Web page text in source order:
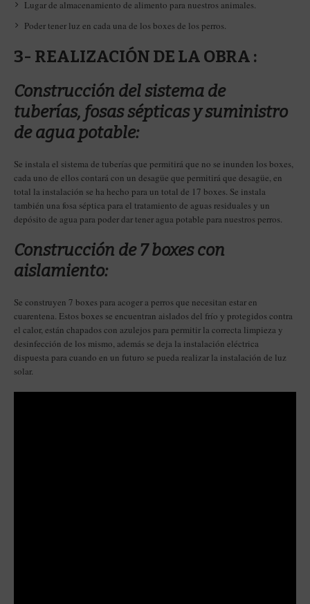
Lugar de almacenamiento de alimento para nuestros animales.
Poder tener luz en cada una de los boxes de los perros.
3- REALIZACIÓN DE LA OBRA :
Construcción del sistema de
tuberías, fosas sépticas y suministro
de agua potable:
Se instala el sistema de tuberías que permitirá que no se inunden los boxes,
cada uno de ellos contará con un desagüe que permitirá que desagüe, en
total la instalación se ha hecho para un total de 17 boxes. Se instala
también una fosa séptica para el tratamiento de aguas residuales y un
depósito de agua para poder dar tener agua potable para nuestros perros.
Construcción de 7 boxes con
aislamiento:
Se construyen 7 boxes para acoger a perros que necesitan estar en
cuarentena. Estos boxes se encuentran aislados del frío y protegidos contra
el calor, están chapados con azulejos para permitir la correcta limpieza y
desinfección de los mismo, además se deja la instalación eléctrica
dispuesta para cuando en un futuro se pueda realizar la instalación de luz
solar.